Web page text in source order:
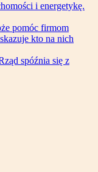
i energetykę.
pomóc firmom
kto na nich
spóźnia się z